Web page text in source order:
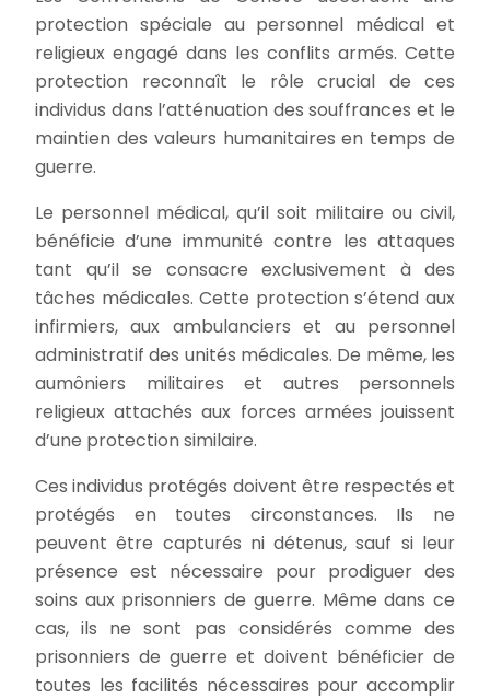
protection spéciale au personnel médical et
religieux engagé dans les conflits armés. Cette
protection reconnaît le rôle crucial de ces
individus dans l’atténuation des souffrances et le
maintien des valeurs humanitaires en temps de
guerre.
Le personnel médical, qu’il soit militaire ou civil,
bénéficie d’une immunité contre les attaques
tant qu’il se consacre exclusivement à des
tâches médicales. Cette protection s’étend aux
infirmiers, aux ambulanciers et au personnel
administratif des unités médicales. De même, les
aumôniers militaires et autres personnels
religieux attachés aux forces armées jouissent
d’une protection similaire.
Ces individus protégés doivent être respectés et
protégés en toutes circonstances. Ils ne
peuvent être capturés ni détenus, sauf si leur
présence est nécessaire pour prodiguer des
soins aux prisonniers de guerre. Même dans ce
cas, ils ne sont pas considérés comme des
prisonniers de guerre et doivent bénéficier de
toutes les facilités nécessaires pour accomplir